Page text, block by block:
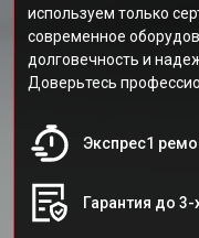
используем только
современное
долговечность и
Доверьтесь
Экспрес1
Гарантия до 3-